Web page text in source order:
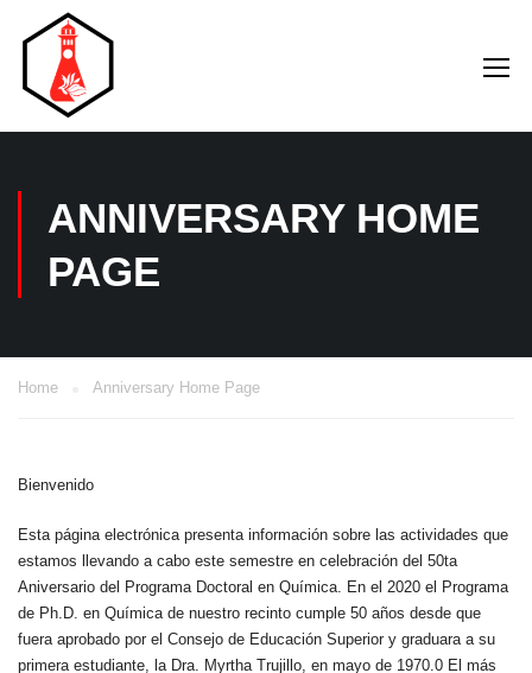
ANNIVERSARY HOME
PAGE
Home Anniversary Home Page
Bienvenido
Esta página electrónica presenta información sobre las actividades que
estamos llevando a cabo este semestre en celebración del 50ta
Aniversario del Programa Doctoral en Química. En el 2020 el Programa
de Ph.D. en Química de nuestro recinto cumple 50 años desde que
fuera aprobado por el Consejo de Educación Superior y graduara a su
primera estudiante, la Dra. Myrtha Trujillo, en mayo de 1970.0 El más